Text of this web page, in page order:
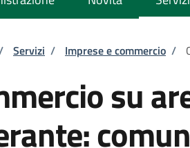
di pane
Servizi / Imprese e commercio /
su